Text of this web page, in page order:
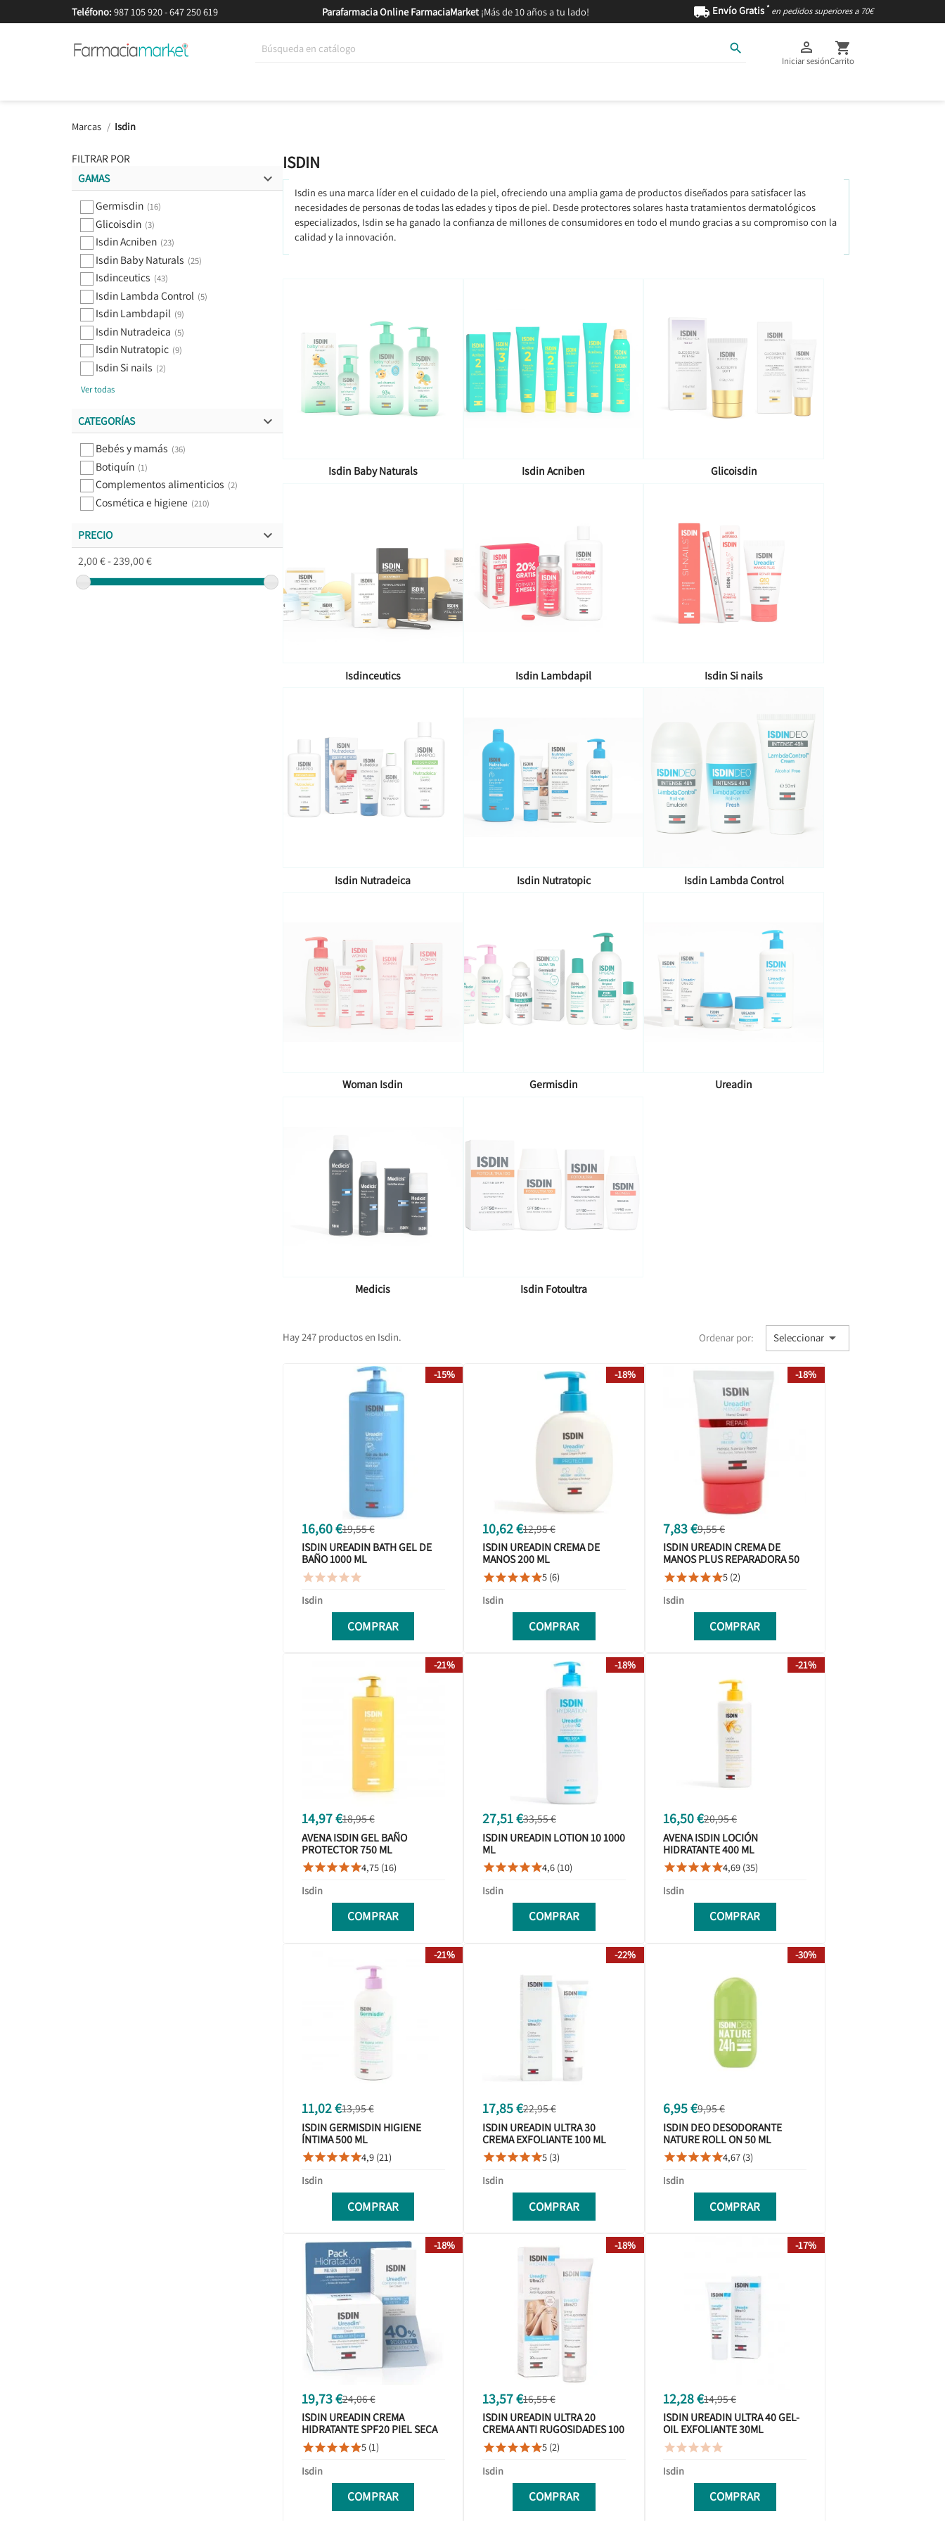
Teléfono: 987 105 920-647 250 619 Parafarmacia Online FarmaciaMarket¡Más de 10 años a tu lado!  Envío Gratis * en pedidos superiores a 70€
 
Iniciar sesión

Carrito
Marcas Isdin
FILTRAR POR
GAMAS


Germisdin (16)
Glicoisdin (3)
Isdin Acniben (23)
Isdin Baby Naturals (25)
Isdinceutics (43)
Isdin Lambda Control (5)
Isdin Lambdapil (9)
Isdin Nutradeica (5)
Isdin Nutratopic (9)
Isdin Si nails (2)
Ver todas
CATEGORÍAS


Bebés y mamás (36)
Botiquín (1)
Complementos alimenticios (2)
Cosmética e higiene (210)
PRECIO


2,00 € - 239,00 €
ISDIN
Isdin es una marca líder en el cuidado de la piel, ofreciendo una amplia gama de productos diseñados para satisfacer las
necesidades de personas de todas las edades y tipos de piel. Desde protectores solares hasta tratamientos dermatológicos
especializados, Isdin se ha ganado la confianza de millones de consumidores en todo el mundo gracias a su compromiso con la
calidad y la innovación.
Isdin Baby Naturals Isdin Acniben Glicoisdin
Isdinceutics Isdin Lambdapil Isdin Si nails
Isdin Nutradeica Isdin Nutratopic Isdin Lambda Control
Woman Isdin Germisdin Ureadin
Medicis Isdin Fotoultra
Hay 247 productos en Isdin. Ordenar por: Seleccionar 
16,60 €19,55 €
ISDIN UREADIN BATH GEL DE
BAÑO 1000 ML

Isdin
COMPRAR
-15%
10,62 €12,95 €
ISDIN UREADIN CREMA DE
MANOS 200 ML
5 (6)
Isdin
COMPRAR
-18%
7,83 €9,55 €
ISDIN UREADIN CREMA DE
MANOS PLUS REPARADORA 50
ML
5 (2)
Isdin
COMPRAR
-18%
14,97 €18,95 €
AVENA ISDIN GEL BAÑO
PROTECTOR 750 ML
4,75 (16)
Isdin
COMPRAR
-21%
27,51 €33,55 €
ISDIN UREADIN LOTION 10 1000
ML
4,6 (10)
Isdin
COMPRAR
-18%
16,50 €20,95 €
AVENA ISDIN LOCIÓN
HIDRATANTE 400 ML
4,69 (35)
Isdin
COMPRAR
-21%
11,02 €13,95 €
ISDIN GERMISDIN HIGIENE
ÍNTIMA 500 ML
4,9 (21)
Isdin
COMPRAR
-21%
17,85 €22,95 €
ISDIN UREADIN ULTRA 30
CREMA EXFOLIANTE 100 ML
5 (3)
Isdin
COMPRAR
-22%
6,95 €9,95 €
ISDIN DEO DESODORANTE
NATURE ROLL ON 50 ML
4,67 (3)
Isdin
COMPRAR
-30%
19,73 €24,06 €
ISDIN UREADIN CREMA
HIDRATANTE SPF20 PIEL SECA
50 ML + CONTORNO OJOS 15ML
PACK
5 (1)
Isdin
COMPRAR
-18%
13,57 €16,55 €
ISDIN UREADIN ULTRA 20
CREMA ANTI RUGOSIDADES 100
ML
5 (2)
Isdin
COMPRAR
-18%
12,28 €14,95 €
ISDIN UREADIN ULTRA 40 GEL-
OIL EXFOLIANTE 30ML

Isdin
COMPRAR
-17%